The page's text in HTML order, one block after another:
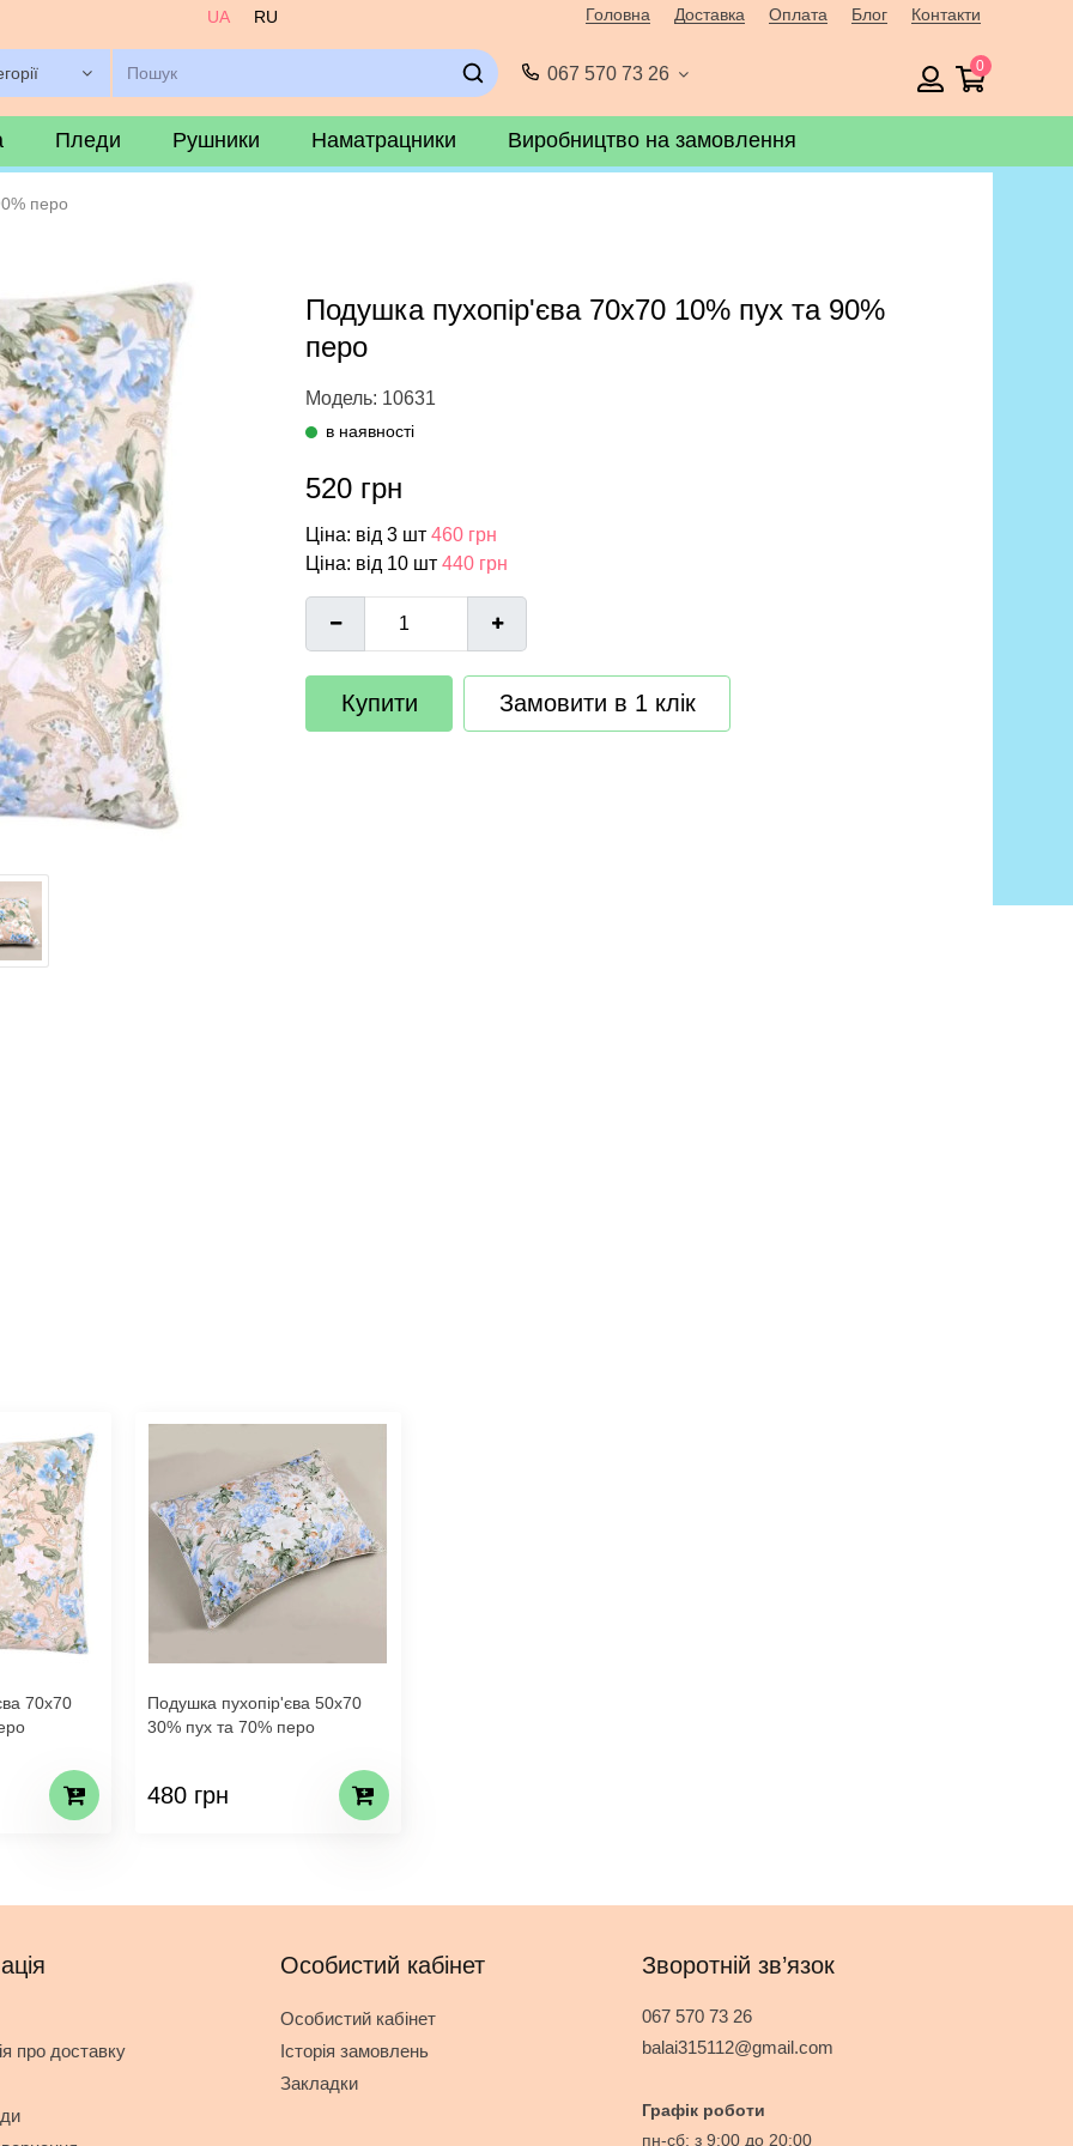
UA RU Головна Доставка Оплата Блог Контакти
067 570 73 26 0
Пледи Рушники Наматрацники Виробництво на замовлення
перо
Подушка пухопір'єва 70х70 10% пух та 90%
перо
Модель: 10631
в наявності
520 грн
Ціна: від 3 шт 460 грн
Ціна: від 10 шт 440 грн
Купити Замовити в 1 клік
70х70
Подушка пухопір'єва 50х70
30% пух та 70% перо
480 грн
про доставку
Особистий кабінет
Особистий кабінет
Історія замовлень
Закладки
Зворотній зв’язок
067 570 73 26
balai315112@gmail.com
Графік роботи
пн-сб: з 9:00 до 20:00